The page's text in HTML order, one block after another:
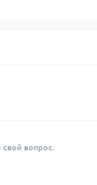
вопрос.